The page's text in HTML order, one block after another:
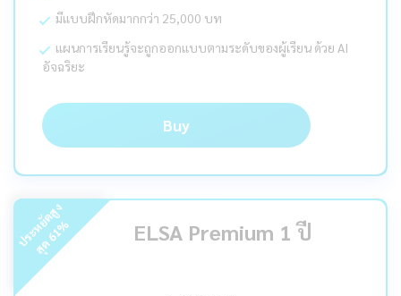
มีแบบฝึกหัดมากกว่า 25,000 บท
แผนการเรียนรู้จะถูกออกแบบตามระดับของผู้เรียน ด้วย AI
อัจฉริยะ
Buy
ป
ร
ะ
ห
ยั
ด
สู
ง
สุ
ด
61
% ELSA Premium 1 ปี